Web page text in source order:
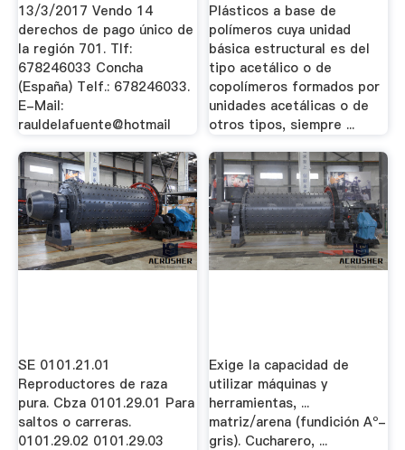
13/3/2017 Vendo 14
derechos de pago único de
la región 701. Tlf:
678246033 Concha
(España) Telf.: 678246033.
E-Mail:
rauldelafuente@hotmail
Plásticos a base de
polímeros cuya unidad
básica estructural es del
tipo acetálico o de
copolímeros formados por
unidades acetálicas o de
otros tipos, siempre ...
SE 0101.21.01
Reproductores de raza
pura. Cbza 0101.29.01 Para
saltos o carreras.
0101.29.02 0101.29.03
Exige la capacidad de
utilizar máquinas y
herramientas, ...
matriz/arena (fundición Aº-
gris). Cucharero, ...